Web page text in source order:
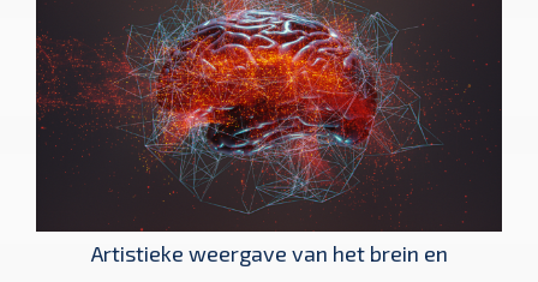
Artistieke weergave van het brein en